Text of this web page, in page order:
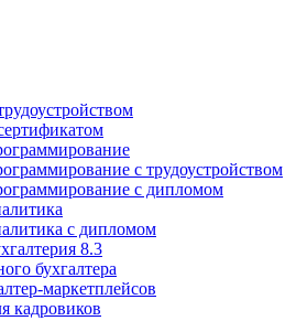
с трудоустройством
с дипломом
с дипломом
8.3
бухгалтера
маркетплейсов
кадровиков